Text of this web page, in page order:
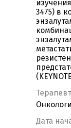
3475) в
Дата